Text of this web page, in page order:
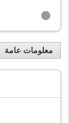
معلومات عامة